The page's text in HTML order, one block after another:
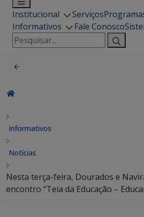
Institucional Serviços
Informativos
Fale Conosco
Pesquisar
por:
Informativos
Notícias
Nesta terça-feira, Dourados e
encontro “Teia da Educação –